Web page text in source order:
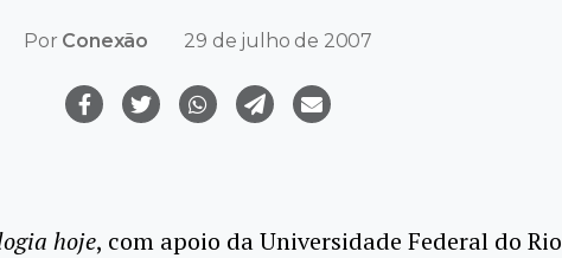
Por Conexão 29 de julho de 2007
hoje, com apoio da Universidade Federal do Rio